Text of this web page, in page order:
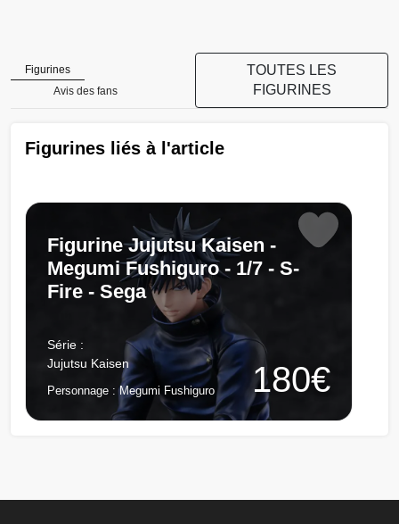
Figurines
Avis des fans
TOUTES LES
FIGURINES
Figurines liés à l'article
180€
Figurine Jujutsu Kaisen -
Megumi Fushiguro - 1/7 - S-
Fire - Sega
Série :
Jujutsu Kaisen
Personnage : Megumi Fushiguro